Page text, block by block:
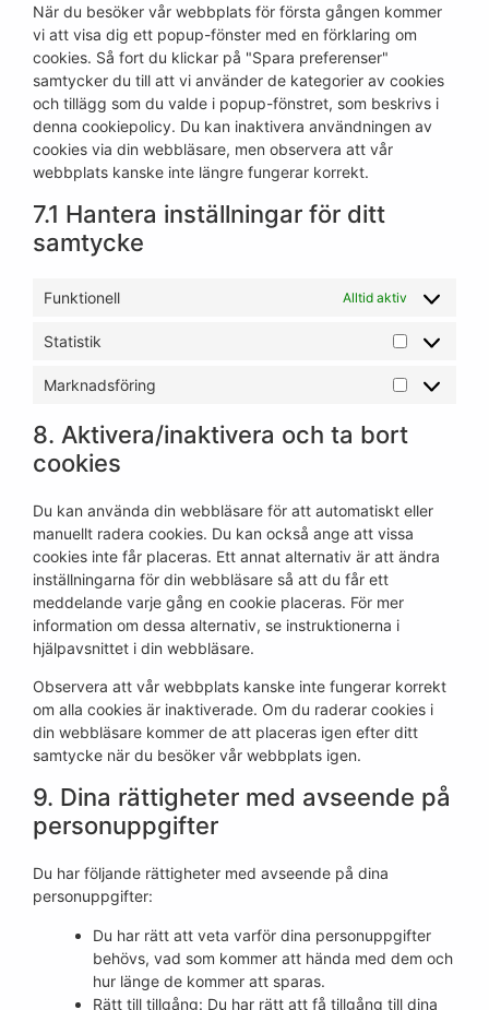
När du besöker vår webbplats för första gången kommer
vi att visa dig ett popup-fönster med en förklaring om
cookies. Så fort du klickar på "Spara preferenser"
samtycker du till att vi använder de kategorier av cookies
och tillägg som du valde i popup-fönstret, som beskrivs i
denna cookiepolicy. Du kan inaktivera användningen av
cookies via din webbläsare, men observera att vår
webbplats kanske inte längre fungerar korrekt.
7.1 Hantera inställningar för ditt
samtycke
Funktionell Alltid aktiv
Statistik
Marknadsföring
8. Aktivera/inaktivera och ta bort
cookies
Du kan använda din webbläsare för att automatiskt eller
manuellt radera cookies. Du kan också ange att vissa
cookies inte får placeras. Ett annat alternativ är att ändra
inställningarna för din webbläsare så att du får ett
meddelande varje gång en cookie placeras. För mer
information om dessa alternativ, se instruktionerna i
hjälpavsnittet i din webbläsare.
Observera att vår webbplats kanske inte fungerar korrekt
om alla cookies är inaktiverade. Om du raderar cookies i
din webbläsare kommer de att placeras igen efter ditt
samtycke när du besöker vår webbplats igen.
9. Dina rättigheter med avseende på
personuppgifter
Du har följande rättigheter med avseende på dina
personuppgifter:
Du har rätt att veta varför dina personuppgifter
behövs, vad som kommer att hända med dem och
hur länge de kommer att sparas.
Rätt till tillgång: Du har rätt att få tillgång till dina